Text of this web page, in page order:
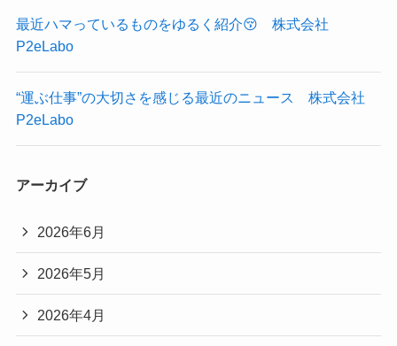
最近ハマっているものをゆるく紹介😚 株式会社
P2eLabo
“運ぶ仕事”の大切さを感じる最近のニュース 株式会社
P2eLabo
アーカイブ
2026年6月
2026年5月
2026年4月